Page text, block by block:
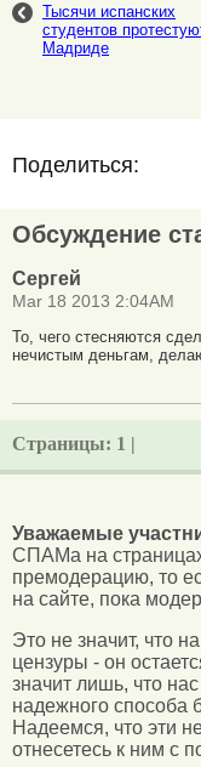
Тысячи испанских
студентов
Мадриде
Поделиться:
Обсуждение
Сергей
Mar 18 2013 2:04AM
То, чего стесняются
нечистым деньгам,
Страницы: 1 |
Уважаемые
СПАМа на
премодерацию, то
на сайте, пока
Это не значит, что
цензуры - он
значит лишь, что
надежного способа
Надеемся, что эти
отнесетесь к ним с